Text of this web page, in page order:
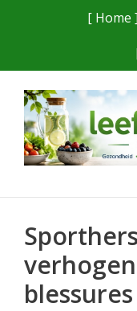
[ Home ]
blessures